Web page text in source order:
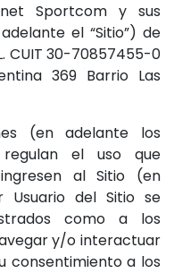
Sportcom y sus
el “Sitio”) de
CUIT 30-70857455-0
369 Barrio Las
(en adelante los
regulan el uso que
al Sitio (en
Usuario del Sitio se
como a los
y/o interactuar
consentimiento a los